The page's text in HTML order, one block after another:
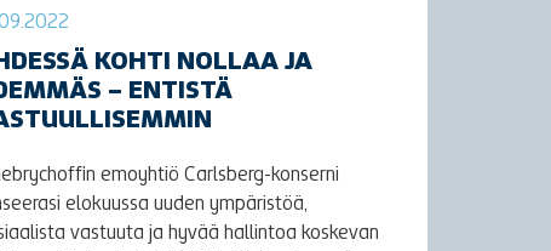
KOHTI NOLLAA JA
– ENTISTÄ
emoyhtiö Carlsberg-konserni
elokuussa uuden ympäristöä,
vastuuta ja hyvää hallintoa koskevan